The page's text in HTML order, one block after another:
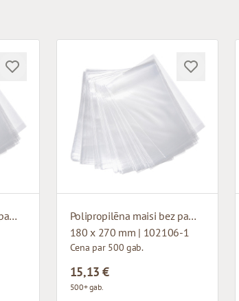
Polipropilēna maisi bez pamatnes
Polipropilēna maisi bez pamatnes
180 x 270 mm | 102106-1
Cena par 500 gab.
15,13 €
500+ gab.